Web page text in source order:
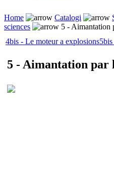
Home Catalogi
sciences
5 - Aimantation
4bis - Le moteur a explosions
5 - Aimantation par